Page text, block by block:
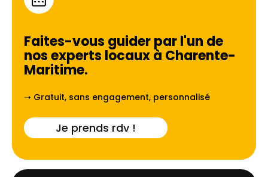
Faites-vous guider par l'un de
nos experts locaux à Charente-
Maritime.
➝ Gratuit, sans engagement, personnalisé
Je prends rdv !